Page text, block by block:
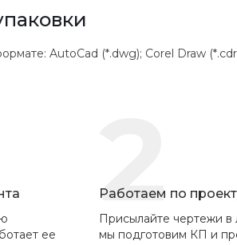
AutoCad (*.dwg); Corel Draw
ее
2
Работаем по
Присылайте чертежи
мы подготовим КП и